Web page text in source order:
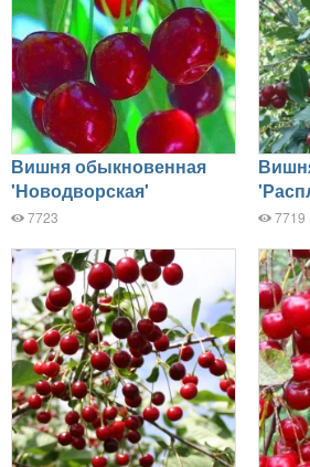
Вишня обыкновенная
'Новодворская'
7723 7719